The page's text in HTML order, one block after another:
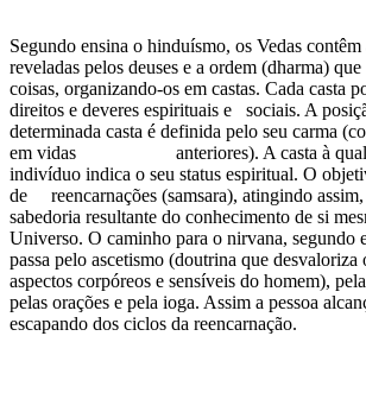
Segundo ensina o hinduísmo, os Vedas contêm
reveladas pelos deuses e a ordem (dharma)
coisas, organizando-os em castas. Cada casta
direitos e deveres espirituais e sociais. A
determinada casta é definida pelo seu carma
em vidas anteriores). A casta à qual
indivíduo indica o seu status espiritual. O
de reencarnações (samsara), atingindo
sabedoria resultante do conhecimento de si
Universo. O caminho para o nirvana, segundo
passa pelo ascetismo (doutrina que
aspectos corpóreos e sensíveis do homem),
pelas orações e pela ioga. Assim a pessoa
escapando dos ciclos da reencarnação.